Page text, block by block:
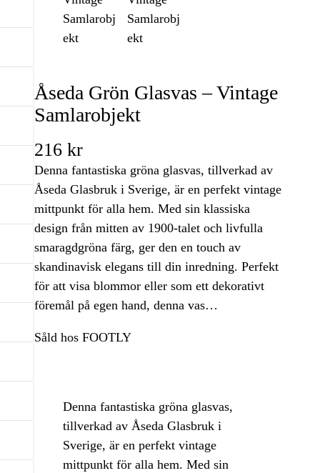
Åseda Grön Glasvas – Vintage
Samlarobjekt
216 kr
Denna fantastiska gröna glasvas, tillverkad av
Åseda Glasbruk i Sverige, är en perfekt vintage
mittpunkt för alla hem. Med sin klassiska
design från mitten av 1900-talet och livfulla
smaragdgröna färg, ger den en touch av
skandinavisk elegans till din inredning. Perfekt
för att visa blommor eller som ett dekorativt
föremål på egen hand, denna vas…
Såld hos FOOTLY
Denna fantastiska gröna glasvas,
tillverkad av Åseda Glasbruk i
Sverige, är en perfekt vintage
mittpunkt för alla hem. Med sin